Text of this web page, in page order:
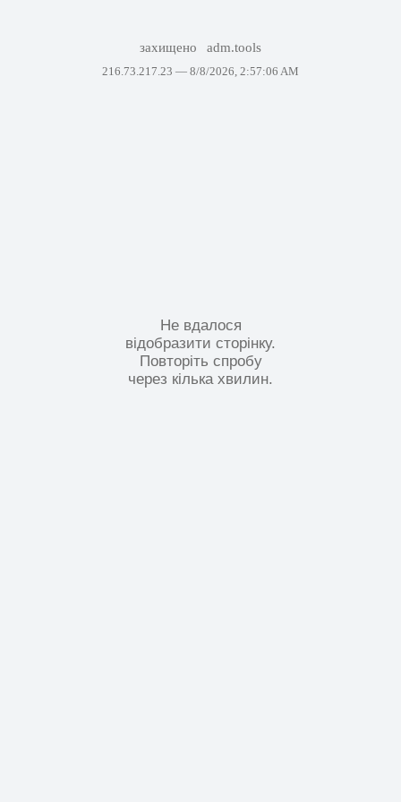
захищено adm.tools
216.73.217.23 — 8/8/2026, 2:57:06 AM
Не вдалося
відобразити сторінку.
Повторіть спробу
через кілька хвилин.